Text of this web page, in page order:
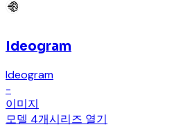
Ideogram
Ideogram
-
이미지
모델 4개시리즈 열기